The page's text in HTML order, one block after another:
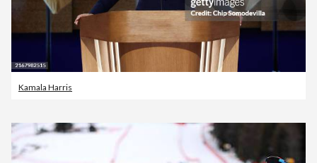
Kamala Harris